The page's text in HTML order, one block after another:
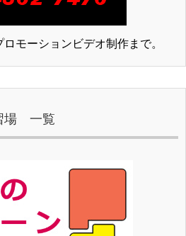
モーションビデオ制作まで。
場 一覧